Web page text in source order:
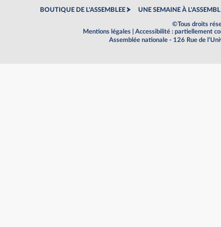
BOUTIQUE DE L'ASSEMBLEE UNE SEMAINE À
©Tous droits
Mentions légales
Accessibilité : partiellement
Assemblée nationale - 126 Rue de